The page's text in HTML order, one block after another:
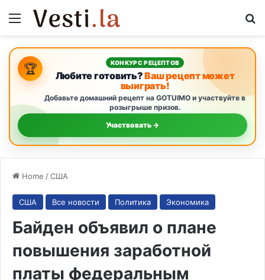
Menu
🏆 КОНКУРС РЕЦЕПТОВ
Любите готовить?Ваш рецепт может
выиграть!
Добавьте домашний рецепт на GOTUIMO и участвуйте в
розыгрыше призов.
Участвовать →
Home /США
США Все новости Политика Экономика
Байден объявил о плане
повышения заработной
платы федеральным